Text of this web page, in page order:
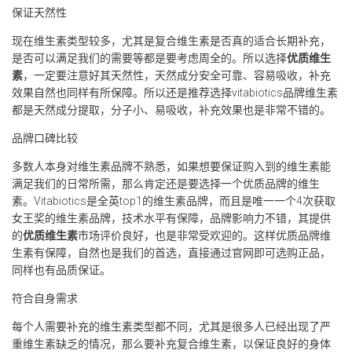
保证天然性
现在维生素类型较多，尤其是复合维生素是否真的适合长期补充，
是否可以满足我们的需要等都是要考虑周全的。所以选择优质维生
素，一定要注意好其天然性，天然成分安全可靠、容易吸收，补充
效果自然也同样有所保障。所以还是推荐选择vitabiotics品牌维生素
都是天然成分提取，分子小、易吸收，补充效果也是非常不错的。
品牌口碑比较
多数人本身对维生素品牌不熟悉，如果想要保证购入到的维生素能
满足我们的日常所需，那么肯定还是要选择一个优质品牌的维生
素。Vitabiotics是全英top1的维生素品牌，而且是唯一一个4次获取
女王奖的维生素品牌，技术水平有保障，品牌影响力不错，其提供
的优质维生素市场评价良好，也是非常受欢迎的。这样优质品牌维
生素有保障，自然也是我们的首选，直接通过官网即可选购正品，
同样也有品质保证。
符合自身需求
每个人需要补充的维生素类型都不同，尤其是很多人已经出现了严
重维生素缺乏的情况，那么要补充复合维生素，以保证良好的身体